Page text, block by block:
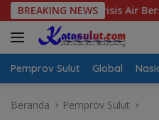
Langsung
ke
konten
BREAKING NEWS
Krisis Air Bersih
Pemprov Sulut Global
Beranda Pemprov Sulut